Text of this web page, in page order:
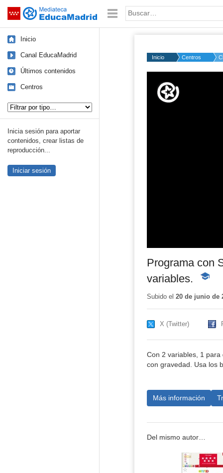
Saltar navegación Palabra o frase:
Inicio
Canal EducaMadrid
Últimos contenidos
Centros
Inicia sesión para aportar
contenidos, crear listas de
reproducción...
Iniciar sesión
Inicio Centros
50%
Programa con
variables.
-
Subido el 20 de junio de
X (Twitter)
Con 2 variables, 1
con gravedad. Usa los
Más información
Del mismo autor…